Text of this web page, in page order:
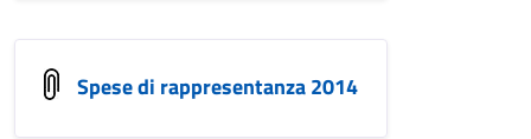
Spese di rappresentanza 2014